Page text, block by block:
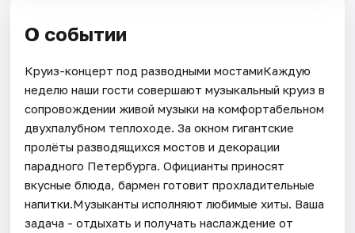
О событии
Круиз-концерт под разводными мостамиКаждую
неделю наши гости совершают музыкальный круиз в
сопровождении живой музыки на комфортабельном
двухпалубном теплоходе. За окном гигантские
пролёты разводящихся мостов и декорации
парадного Петербурга. Официанты приносят
вкусные блюда, бармен готовит прохладительные
напитки.Музыканты исполняют любимые хиты. Ваша
задача - отдыхать и получать наслаждение от